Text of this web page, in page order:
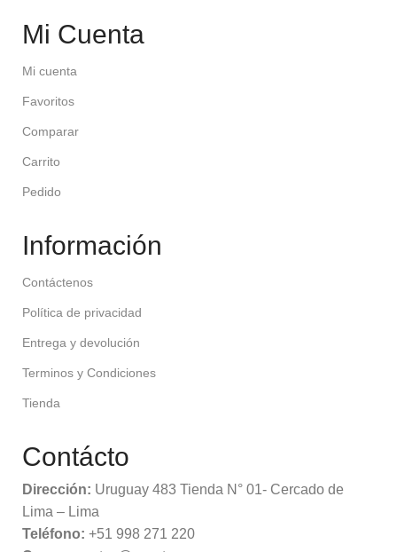
Mi Cuenta
Mi cuenta
Favoritos
Comparar
Carrito
Pedido
Información
Contáctenos
Política de privacidad
Entrega y devolución
Terminos y Condiciones
Tienda
Contácto
Dirección: Uruguay 483 Tienda N° 01- Cercado de
Lima – Lima
Teléfono: +51 998 271 220